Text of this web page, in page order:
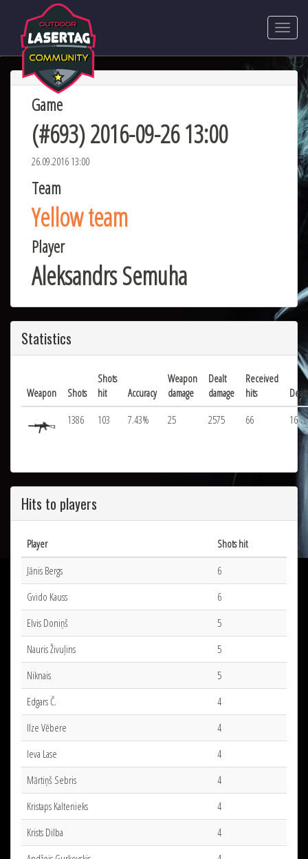
Game
(#693) 2016-09-26 13:00
26.09.2016 13:00
Team
Yellow team
Player
Aleksandrs Semuha
Statistics
Weapon Shots
Shots
hit
Accuracy
Weapon
damage
Dealt
damage
Received
hits
1386
103 7.43% 25 2575 66 16
Hits to players
Player
Shots hit
Jānis Bergs
6
Gvido Kauss
6
Elvis Doniņš
5
Nauris Živuļins
5
Niknais
5
Edgars Č.
4
Ilze Vēbere
4
Ieva Lase
4
Mārtiņš Sebris
4
Kristaps Kaltenieks
4
Krists Dilba
4